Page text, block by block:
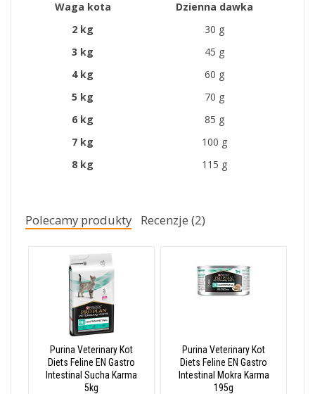
Waga kota
Dzienna dawka
2 kg
30 g
3 kg
45 g
4 kg
60 g
5 kg
70 g
6 kg
85 g
7 kg
100 g
8 kg
115 g
Polecamy produkty Recenzje (2)
Purina Veterinary Kot
Diets Feline EN Gastro
Intestinal Sucha Karma
5kg
Purina Veterinary Kot
Diets Feline EN Gastro
Intestinal Mokra Karma
195g